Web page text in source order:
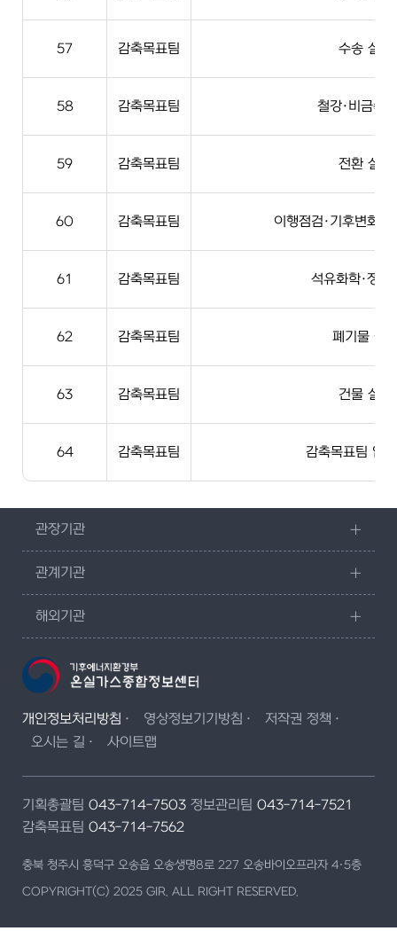
57 감축목표팀 수송 실무
58 감축목표팀 철강·비금속
59 감축목표팀 전환 실무
60 감축목표팀 이행점검·기후변화영
61 감축목표팀 석유화학·정유
62 감축목표팀 폐기물 실
63 감축목표팀 건물 실무
64 감축목표팀 감축목표팀 업
관장기관
관계기관
해외기관
개인정보처리방침 영상정보기기방침
저작권 정책
오시는 길
사이트맵
기획총괄팀 043-714-7503 정보관리팀 043-714-7521
감축목표팀 043-714-7562
충북 청주시 흥덕구 오송읍 오송생명8로 227 오송바이오프라자 4·5층
COPYRIGHT(C) 2025 GIR. ALL RIGHT RESERVED.